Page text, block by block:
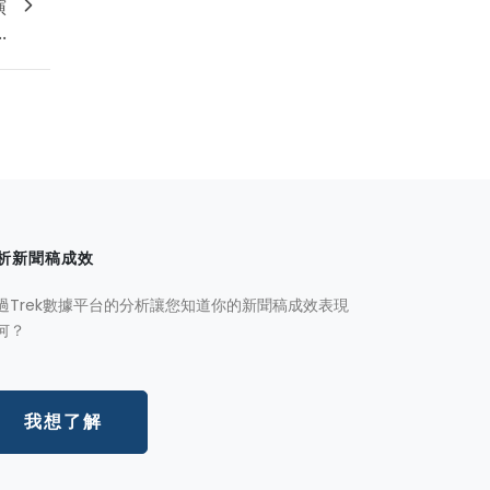
新聞稿成效
Trek數據平台的分析讓您知道你的新聞稿成效表現
？
我想了解